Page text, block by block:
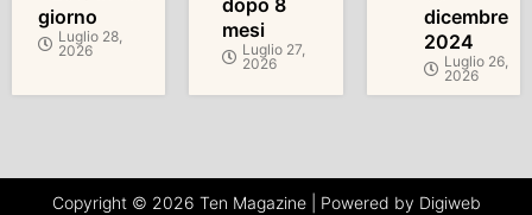
giorno
Luglio 28,
2026
mesi
Luglio 27,
2026
dicembre
2024
Luglio 26,
2026
Copyright © 2026 Ten Magazine | Powered by Digiweb